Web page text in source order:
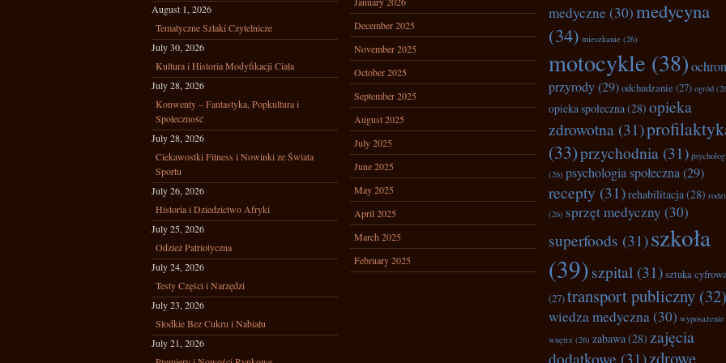
August 1, 2026
Tematyczne Szlaki Czytelnicze
July 30, 2026
Kultura i Historia Modyfikacji Ciała
July 28, 2026
Konwenty – Fantastyka, Popkultura i
Społeczność
July 28, 2026
Ciekawostki Fitness i Nowinki ze Świata
Sportu
July 26, 2026
Historia i Dziedzictwo Afryki
July 25, 2026
Odzież Patriotyczna
July 24, 2026
Testy Części i Narzędzi
July 23, 2026
Słodkie Bez Cukru i Nabiału
July 21, 2026
December 2025
November 2025
October 2025
September 2025
August 2025
July 2025
June 2025
May 2025
April 2025
March 2025
February 2025
medyczne (30)medycyna
(34) mieszkanie (26)
motocykle (38)
przyrody(29)odchudzanie (27) ogród
opieka społeczna(28) opieka
zdrowotna (31)
(33)przychodnia (31)
(26) psychologia społeczna(29)
recepty (31)rehabilitacja(28)
(26) sprzęt medyczny (30)
superfoods (31)szkoła
(39)szpital (31)sztuka
(27)transport publiczny (32)
wiedza medyczna(30) wyposażenie
wnętrz (26) zabawa(28) zajęcia
dodatkowe (31)zdrowe